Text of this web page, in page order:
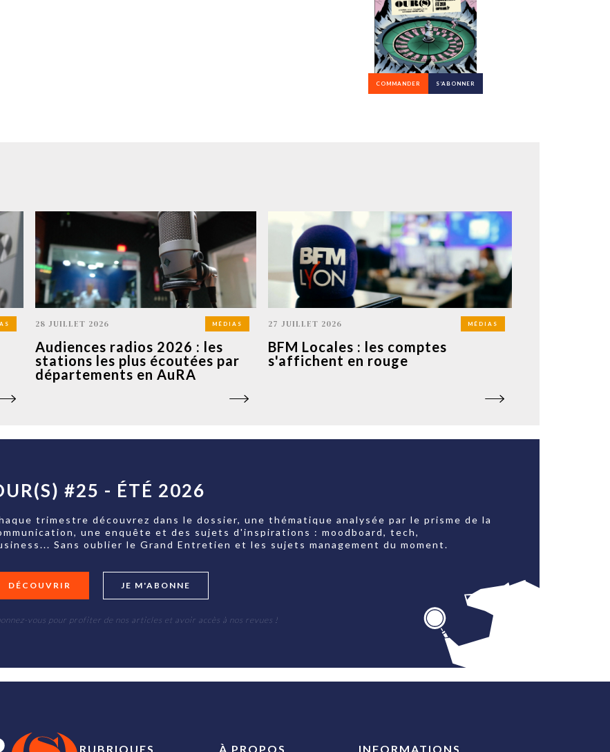
COMMANDER S’ABONNER
28 JUILLET 2026 MÉDIAS
Audiences radios 2026 : les
stations les plus écoutées par
départements en AuRA
27 JUILLET 2026 MÉDIAS
BFM Locales : les comptes
s'affichent en rouge
#25 - ÉTÉ 2026
trimestre découvrez dans le dossier, une thématique analysée par le prisme de la
une enquête et des sujets d'inspirations : moodboard, tech,
Sans oublier le Grand Entretien et les sujets management du moment.
DÉCOUVRIR JE M'ABONNE
vous pour profiter de nos articles et avoir accès à nos revues !
RUBRIQUES À PROPOS INFORMATIONS